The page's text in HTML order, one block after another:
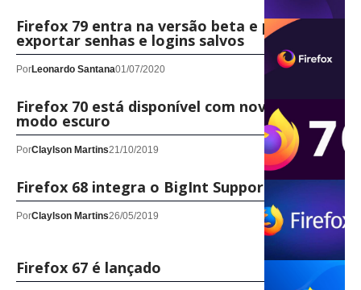
Firefox 79 entra na versão beta e permite
exportar senhas e logins salvos
PorLeonardo Santana01/07/2020
Firefox 70 está disponível com novo visual e
modo escuro
PorClaylson Martins21/10/2019
Firefox 68 integra o BigInt Support
PorClaylson Martins26/05/2019
Firefox 67 é lançado